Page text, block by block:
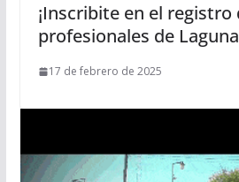
¡Inscribite en el registro
profesionales de
17 de febrero de 2025